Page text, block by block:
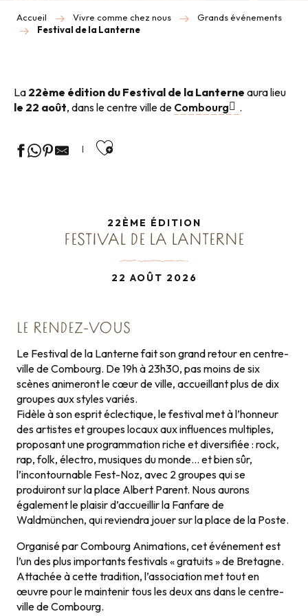
Accueil Vivre comme chez nous
Grands événements
Festival de la Lanterne
La 22ème édition du Festival de la Lanterne aura lieu
le 22 août, dans le centre ville de Combourg .
Ajouter aux favoris
22ÈME ÉDITION
FESTIVAL DE LA LANTERNE
22 AOÛT 2026
LE RENDEZ-VOUS
Le Festival de la Lanterne fait son grand retour en centre-
ville de Combourg. De 19h à 23h30, pas moins de six
scènes animeront le cœur de ville, accueillant plus de dix
groupes aux styles variés.
Fidèle à son esprit éclectique, le festival met à l’honneur
des artistes et groupes locaux aux influences multiples,
proposant une programmation riche et diversifiée : rock,
rap, folk, électro, musiques du monde… et bien sûr,
l’incontournable Fest-Noz, avec 2 groupes qui se
produiront sur la place Albert Parent. Nous aurons
également le plaisir d’accueillir la Fanfare de
Waldmünchen, qui reviendra jouer sur la place de la Poste.
Organisé par Combourg Animations, cet événement est
l’un des plus importants festivals « gratuits » de Bretagne.
Attachée à cette tradition, l’association met tout en
œuvre pour le maintenir tous les deux ans dans le centre-
ville de Combourg.